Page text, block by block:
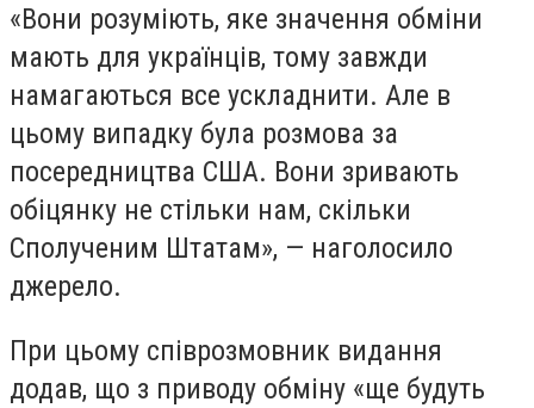
«Вони розуміють, яке значення обміни
мають для українців, тому завжди
намагаються все ускладнити. Але в
цьому випадку була розмова за
посередництва США. Вони зривають
обіцянку не стільки нам, скільки
Сполученим Штатам», — наголосило
джерело.
При цьому співрозмовник видання
додав, що з приводу обміну «ще будуть